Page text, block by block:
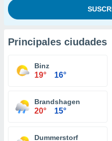
Principales ciudades
Binz
19° 16°
Brandshagen
20° 15°
Dummerstorf